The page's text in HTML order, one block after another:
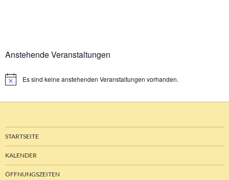
Anstehende Veranstaltungen
HinweisEs sind keine anstehenden Veranstaltungen vorhanden.
STARTSEITE
KALENDER
ÖFFNUNGSZEITEN